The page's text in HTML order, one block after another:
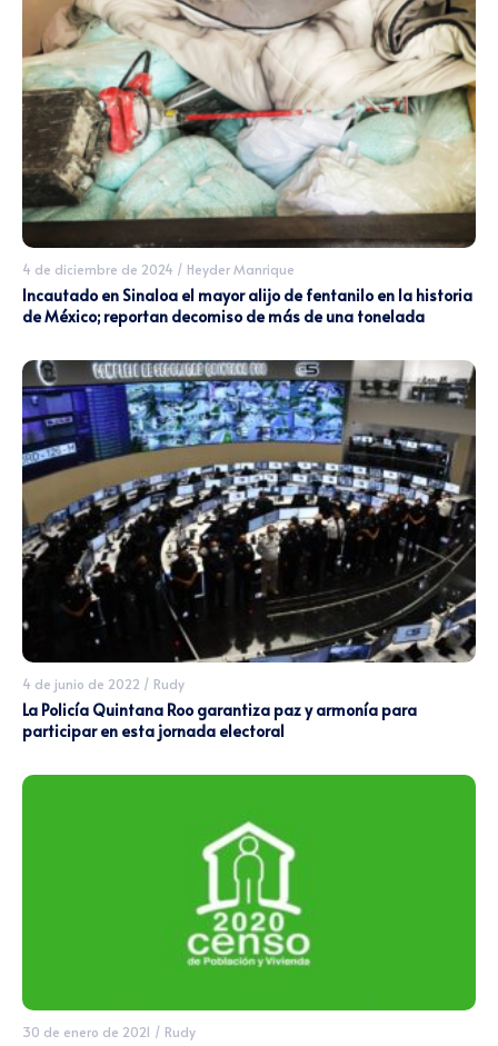
4 de diciembre de 2024 / Heyder Manrique
Incautado en Sinaloa el mayor alijo de fentanilo en la historia
de México; reportan decomiso de más de una tonelada
4 de junio de 2022 / Rudy
La Policía Quintana Roo garantiza paz y armonía para
participar en esta jornada electoral
30 de enero de 2021 / Rudy